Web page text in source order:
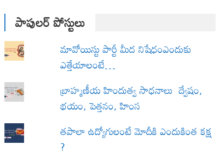
పాపులర్ పోస్టులు
మావోయిస్టు పార్టీ మీద నిషేధంఎందుకు
ఎత్తేయాలంటే…
బ్రాహ్మణీయ హిందుత్వ సాధనాలు ద్వేషం,
భయం, పెత్తనం, హింస
త‌పాలా ఉద్యోగులంటే మోదీకి ఎందుకింత కక్ష
?